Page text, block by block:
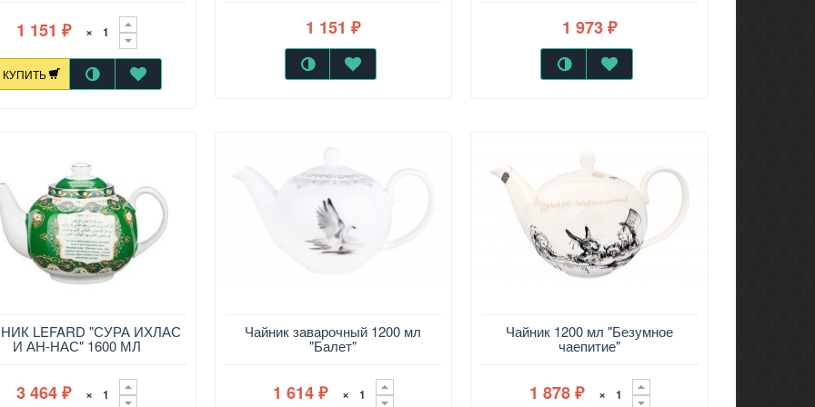
1 151₽ ×
КУПИТЬ
1 151 ₽ 1 973 ₽
LEFARD "СУРА ИХЛАС
И АН-НАС" 1600 МЛ
3 464₽ ×
Чайник заварочный 1200 мл
"Балет"
1 614 ₽ ×
Чайник 1200 мл "Безумное
чаепитие"
1 878 ₽ ×